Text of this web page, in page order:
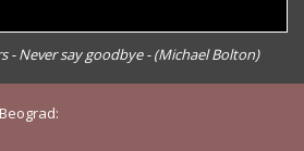
- Never say goodbye - (Michael Bolton)